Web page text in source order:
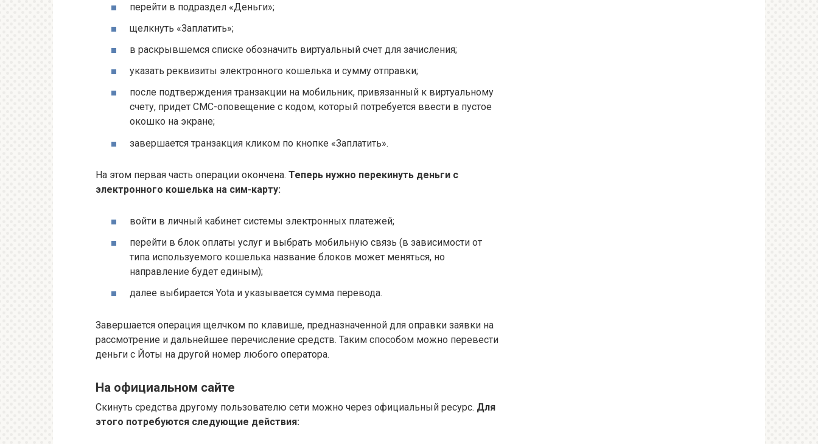
перейти в подраздел «Деньги»;
щелкнуть «Заплатить»;
в раскрывшемся списке обозначить виртуальный счет для зачисления;
указать реквизиты электронного кошелька и сумму отправки;
после подтверждения транзакции на мобильник, привязанный к виртуальному
счету, придет СМС-оповещение с кодом, который потребуется ввести в пустое
окошко на экране;
завершается транзакция кликом по кнопке «Заплатить».
На этом первая часть операции окончена. Теперь нужно перекинуть деньги с
электронного кошелька на сим-карту:
войти в личный кабинет системы электронных платежей;
перейти в блок оплаты услуг и выбрать мобильную связь (в зависимости от
типа используемого кошелька название блоков может меняться, но
направление будет единым);
далее выбирается Yota и указывается сумма перевода.
Завершается операция щелчком по клавише, предназначенной для оправки заявки на
рассмотрение и дальнейшее перечисление средств. Таким способом можно перевести
деньги с Йоты на другой номер любого оператора.
На официальном сайте
Скинуть средства другому пользователю сети можно через официальный ресурс. Для
этого потребуются следующие действия: